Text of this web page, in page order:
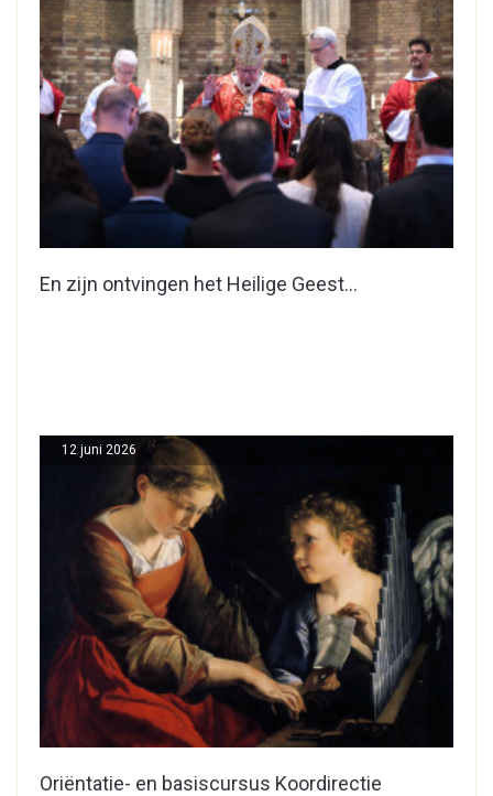
En zijn ontvingen het Heilige Geest…
Oriëntatie- en basiscursus Koordirectie
12 juni 2026